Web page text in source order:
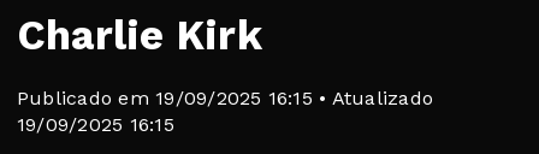
Charlie Kirk
Publicado em 19/09/2025 16:15 • Atualizado
19/09/2025 16:15